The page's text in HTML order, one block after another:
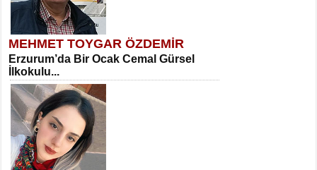
MEHMET TOYGAR ÖZDEMİR
Erzurum’da Bir Ocak Cemal Gürsel
İlkokulu...